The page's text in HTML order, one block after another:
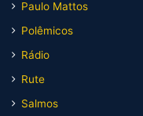
Paulo Mattos
Polêmicos
Rádio
Rute
Salmos